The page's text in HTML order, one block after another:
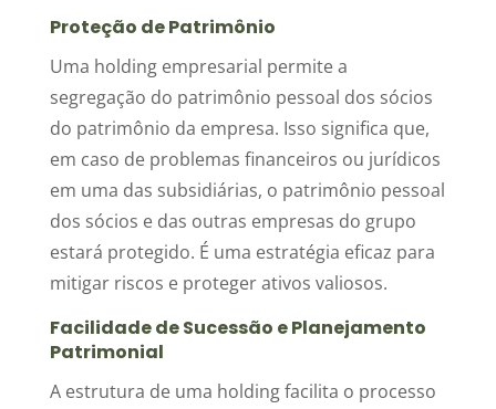
Proteção de Patrimônio
Uma holding empresarial permite a
segregação do patrimônio pessoal dos sócios
do patrimônio da empresa. Isso significa que,
em caso de problemas financeiros ou jurídicos
em uma das subsidiárias, o patrimônio pessoal
dos sócios e das outras empresas do grupo
estará protegido. É uma estratégia eficaz para
mitigar riscos e proteger ativos valiosos.
Facilidade de Sucessão e Planejamento
Patrimonial
A estrutura de uma holding facilita o processo